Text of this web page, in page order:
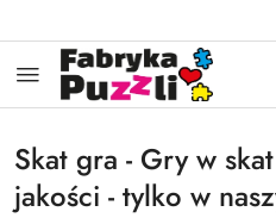
Skat gra - Gry w
jakości - tylko w